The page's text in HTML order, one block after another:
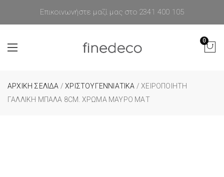
Επικοινωνήστε μαζί μας στο 2341 400 105
0
ΑΡΧΙΚΉ ΣΕΛΊΔΑ /ΧΡΙΣΤΟΥΓΕΝΝΙΑΤΙΚΑ / XΕΙΡΟΠΟΊΗΤΗ
ΓΑΛΛΙΚΉ ΜΠΆΛΑ 8CM. ΧΡΏΜΑ ΜΑΎΡΟ ΜΑΤ